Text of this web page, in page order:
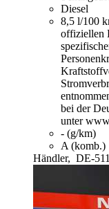
Diesel
8,5 l/100
offiziellen
bei der
unter
- (g/km)
A (komb.)
Händler, DE-